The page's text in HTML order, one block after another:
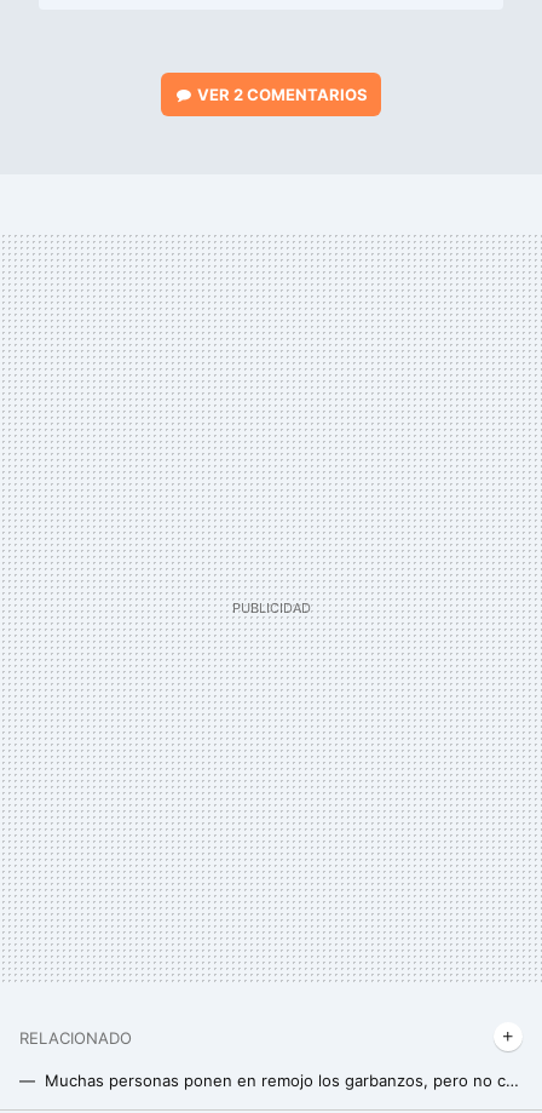
VER2 COMENTARIOS
RELACIONADO
Muchas personas ponen en remojo los garbanzos, pero no conocen el beneficio más importante de hacerlo